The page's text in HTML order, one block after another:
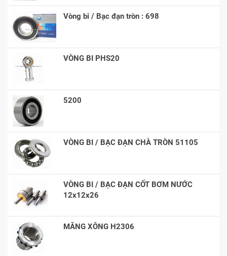
Vòng bi / Bạc đạn tròn : 698
VÒNG BI PHS20
5200
VÒNG BI / BẠC ĐẠN CHÀ TRÒN 51105
VÒNG BI / BẠC ĐẠN CỐT BƠM NƯỚC
12x12x26
MĂNG XÔNG H2306